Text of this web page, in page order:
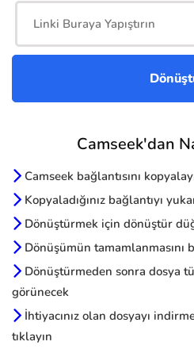
Camseek'dan
Camseek bağlantısını
Kopyaladığınız bağlantıyı
Dönüştürmek için dönüştür
Dönüşümün tamamlanmasını
Dönüştürmeden sonra dosya
görünecek
İhtiyacınız olan dosyayı
tıklayın